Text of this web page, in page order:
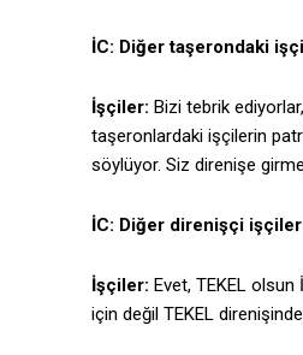
İC: Diğer taşerondaki
İşçiler: Bizi tebrik
taşeronlardaki işçilerin
söylüyor. Siz direnişe
İC: Diğer direnişçi işçiler
İşçiler: Evet, TEKEL
için değil TEKEL